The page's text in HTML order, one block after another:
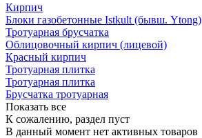
Кирпич
Блоки газобетонные Istkult (бывш. Ytong)
Тротуарная брусчатка
Облицовочный кирпич (лицевой)
Красный кирпич
Тротуарная плитка
Тротуарная плитка
Брусчатка тротуарная
Показать все
К сожалению, раздел пуст
В данный момент нет активных товаров